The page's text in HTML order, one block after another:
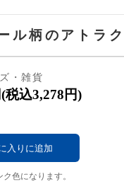
ル柄のアトラ
・雑貨
税込3,278円)
入りに追加
色になります。